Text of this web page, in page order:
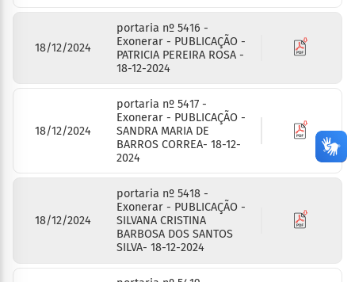
18/12/2024
portaria nº 5416 -
Exonerar - PUBLICAÇÃO -
PATRICIA PEREIRA ROSA -
18-12-2024
18/12/2024
portaria nº 5417 -
Exonerar - PUBLICAÇÃO -
SANDRA MARIA DE
BARROS CORREA- 18-12-
2024
18/12/2024
portaria nº 5418 -
Exonerar - PUBLICAÇÃO -
SILVANA CRISTINA
BARBOSA DOS SANTOS
SILVA- 18-12-2024